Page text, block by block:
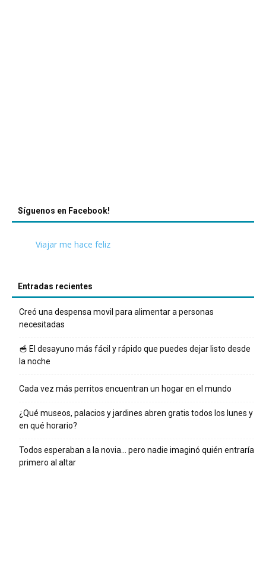
Síguenos en Facebook!
Viajar me hace feliz
Entradas recientes
Creó una despensa movil para alimentar a personas
necesitadas
🥣 El desayuno más fácil y rápido que puedes dejar listo desde
la noche
Cada vez más perritos encuentran un hogar en el mundo
¿Qué museos, palacios y jardines abren gratis todos los lunes y
en qué horario?
Todos esperaban a la novia… pero nadie imaginó quién entraría
primero al altar